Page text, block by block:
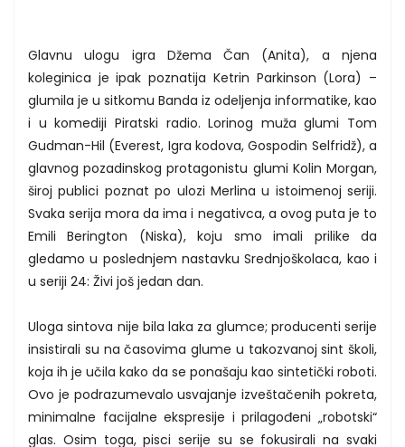
Glavnu ulogu igra Džema Čan (Anita), a njena
koleginica je ipak poznatija Ketrin Parkinson (Lora) –
glumila je u sitkomu Banda iz odeljenja informatike, kao
i u komediji Piratski radio. Lorinog muža glumi Tom
Gudman-Hil (Everest, Igra kodova, Gospodin Selfridž), a
glavnog pozadinskog protagonistu glumi Kolin Morgan,
široj publici poznat po ulozi Merlina u istoimenoj seriji.
Svaka serija mora da ima i negativca, a ovog puta je to
Emili Berington (Niska), koju smo imali prilike da
gledamo u poslednjem nastavku Srednjoškolaca, kao i
u seriji 24: Živi još jedan dan.
Uloga sintova nije bila laka za glumce; producenti serije
insistirali su na časovima glume u takozvanoj sint školi,
koja ih je učila kako da se ponašaju kao sintetički roboti.
Ovo je podrazumevalo usvajanje izveštačenih pokreta,
minimalne facijalne ekspresije i prilagođeni „robotski“
glas. Osim toga, pisci serije su se fokusirali na svaki